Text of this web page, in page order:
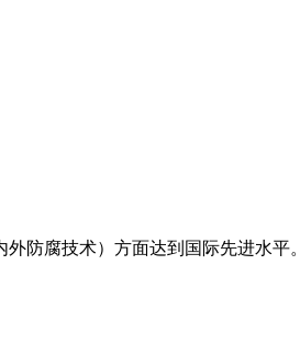
防腐技术）方面达到国际先进水平。